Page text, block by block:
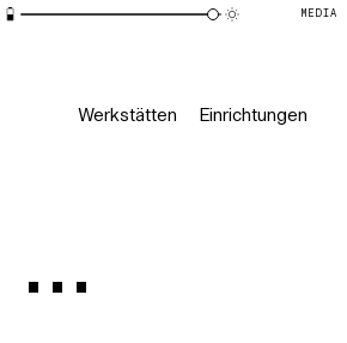
MEDIA
Werkstätten Einrichtungen